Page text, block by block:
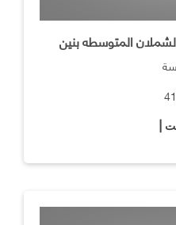
المتوسطه بنين
|